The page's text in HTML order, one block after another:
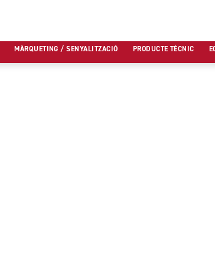
MÀRQUETING / SENYALITZACIÓ PRODUCTE TÈCNIC